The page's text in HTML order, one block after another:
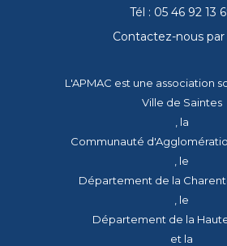
Tél : 05 46 92 13
Contactez-nous par
L'APMAC est une association
Ville de Saintes
, la
Communauté
, le
Département de la
, le
Département de la
et la